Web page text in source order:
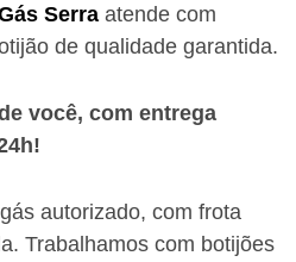
Serra atende com
de qualidade garantida.
você, com entrega
autorizado, com frota
Trabalhamos com botijões